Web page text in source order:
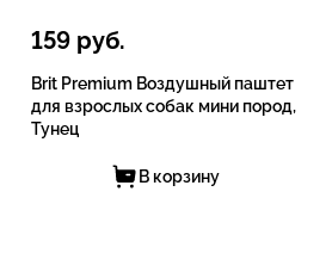
159 руб.
Brit Premium Воздушный паштет
для взрослых собак мини пород,
Тунец
В корзину